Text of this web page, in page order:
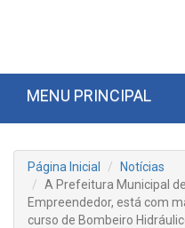
MENU PRINCIPAL
Página Inicial
Notícias
A Prefeitura Municipal
Empreendedor, está com
curso de Bombeiro